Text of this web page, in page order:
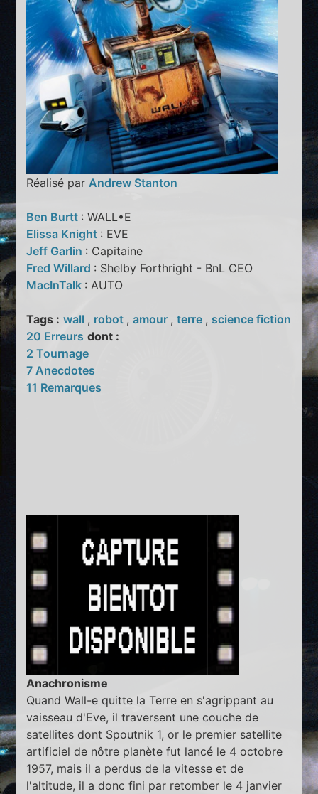
Réalisé par Andrew Stanton
Ben Burtt : WALL•E
Elissa Knight : EVE
Jeff Garlin : Capitaine
Fred Willard : Shelby Forthright - BnL CEO
MacInTalk : AUTO
Tags : wall , robot ,amour ,terre , science fiction
20 Erreurs dont :
2 Tournage
7 Anecdotes
11 Remarques
Anachronisme
Quand Wall-e quitte la Terre en s'agrippant au
vaisseau d'Eve, il traversent une couche de
satellites dont Spoutnik 1, or le premier satellite
artificiel de nôtre planète fut lancé le 4 octobre
1957, mais il a perdus de la vitesse et de
l'altitude, il a donc fini par retomber le 4 janvier